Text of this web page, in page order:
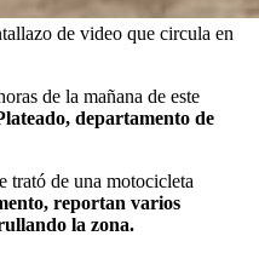
de video que circula en
de la mañana de este
departamento de
trató de una motocicleta
reportan varios
la zona.